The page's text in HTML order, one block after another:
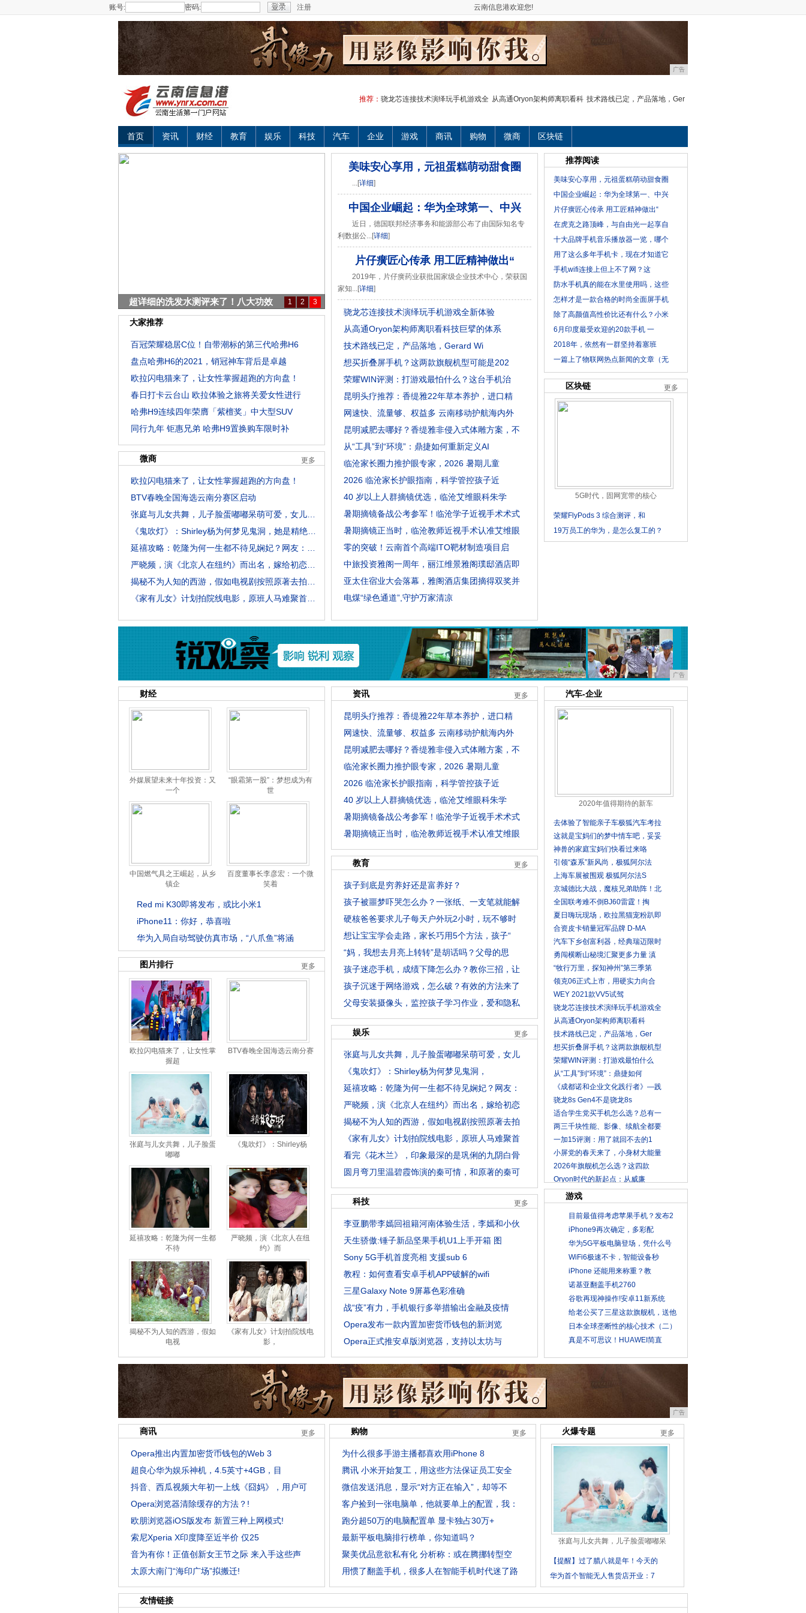
账号: 密码: 注册 云南信息港欢迎您!
广告
推荐： 骁龙芯连接技术演绎玩手机游戏全 从高通Oryon架构师离职看科 技术路线已定，产品落地，Ger
首页 资讯 财经 教育 娱乐 科技 汽车 企业 游戏 商讯 购物 微商 区块链
5G时代，固网宽带的核心竞争力何 1 2 3
大家推荐
百冠荣耀稳居C位！自带潮标的第三代哈弗H6
盘点哈弗H6的2021，销冠神车背后是卓越
欧拉闪电猫来了，让女性掌握超跑的方向盘！
春日打卡云台山 欧拉体验之旅将关爱女性进行
哈弗H9连续四年荣膺「紫檀奖」中大型SUV
同行九年 钜惠兄弟 哈弗H9置换购车限时补
微商 更多
欧拉闪电猫来了，让女性掌握超跑的方向盘！
BTV春晚全国海选云南分赛区启动
美味安心享用，元祖蛋糕萌动甜食圈
...[详细]
中国企业崛起：华为全球第一、中兴
近日，德国联邦经济事务和能源部公布了由国际知名专
利数据公...[详细]
片仔癀匠心传承 用工匠精神做出“
2019年，片仔癀药业获批国家级企业技术中心，荣获国
家知...[详细]
骁龙芯连接技术演绎玩手机游戏全新体验
从高通Oryon架构师离职看科技巨擘的体系
技术路线已定，产品落地，Gerard Wi
想买折叠屏手机？这两款旗舰机型可能是202
荣耀WIN评测：打游戏最怕什么？这台手机治
昆明头疗推荐：香缇雅22年草本养护，进口精
网速快、流量够、权益多 云南移动护航海内外
昆明减肥去哪好？香缇雅非侵入式体雕方案，不
从“工具”到“环境”：鼎捷如何重新定义AI
临沧家长圈力推护眼专家，2026 暑期儿童
2026 临沧家长护眼指南，科学管控孩子近
40 岁以上人群摘镜优选，临沧艾维眼科朱学
暑期摘镜备战公考参军！临沧学子近视手术术式
暑期摘镜正当时，临沧教师近视手术认准艾维眼
零的突破！云南首个高端ITO靶材制造项目启
中旅投资雅阁一周年，丽江维景雅阁璞邸酒店即
亚太住宿业大会落幕，雅阁酒店集团摘得双奖并
电煤“绿色通道”,守护万家清凉
推荐阅读
美味安心享用，元祖蛋糕萌动甜食圈
中国企业崛起：华为全球第一、中兴
片仔癀匠心传承 用工匠精神做出“
在虎克之路顶峰，与自由光一起享自
十大品牌手机音乐播放器一览，哪个
用了这么多年手机卡，现在才知道它
手机wifi连接上但上不了网？这
防水手机真的能在水里使用吗，这些
怎样才是一款合格的时尚全面屏手机
除了高颜值高性价比还有什么？小米
6月印度最受欢迎的20款手机 一
2018年，依然有一群坚持着塞班
一篇上了物联网热点新闻的文章（无
区块链 更多
5G时代，固网宽带的核心
荣耀FlyPods 3 综合测评，和
19万员工的华为，是怎么复工的？
广告
财经
外媒展望未来十年投资：又
一个
“眼霜第一股”：梦想成为有
世
中国燃气具之王崛起，从乡
镇企
百度董事长李彦宏：一个微
笑着
Red mi K30即将发布，或比小米1
iPhone11：你好，恭喜啦
华为入局自动驾驶仿真市场，“八爪鱼”将涵
图片排行 更多
欧拉闪电猫来了，让女性掌
握超
BTV春晚全国海选云南分赛
张庭与儿女共舞，儿子脸蛋
嘟嘟
《鬼吹灯》：Shirley杨
延禧攻略：乾隆为何一生都
不待
严晓频，演《北京人在纽
约》而
揭秘不为人知的西游，假如
电视
《家有儿女》计划拍院线电
影，
资讯 更多
昆明头疗推荐：香缇雅22年草本养护，进口精
网速快、流量够、权益多 云南移动护航海内外
昆明减肥去哪好？香缇雅非侵入式体雕方案，不
临沧家长圈力推护眼专家，2026 暑期儿童
2026 临沧家长护眼指南，科学管控孩子近
40 岁以上人群摘镜优选，临沧艾维眼科朱学
暑期摘镜备战公考参军！临沧学子近视手术术式
暑期摘镜正当时，临沧教师近视手术认准艾维眼
教育 更多
孩子到底是穷养好还是富养好？
孩子被噩梦吓哭怎么办？一张纸、一支笔就能解
硬核爸爸要求儿子每天户外玩2小时，玩不够时
想让宝宝学会走路，家长巧用5个方法，孩子“
“妈，我想去月亮上转转”是胡话吗？父母的思
孩子迷恋手机，成绩下降怎么办？教你三招，让
孩子沉迷于网络游戏，怎么破？有效的方法来了
父母安装摄像头，监控孩子学习作业，爱和隐私
娱乐 更多
张庭与儿女共舞，儿子脸蛋嘟嘟呆萌可爱，女儿
《鬼吹灯》：Shirley杨为何梦见鬼洞，
延禧攻略：乾隆为何一生都不待见娴妃？网友：
严晓频，演《北京人在纽约》而出名，嫁给初恋
揭秘不为人知的西游，假如电视剧按照原著去拍
《家有儿女》计划拍院线电影，原班人马难聚首
看完《花木兰》，印象最深的是巩俐的九阴白骨
圆月弯刀里温碧霞饰演的秦可情，和原著的秦可
科技 更多
李亚鹏带李嫣回祖籍河南体验生活，李嫣和小伙
天生骄傲:锤子新品坚果手机U1上手开箱 图
Sony 5G手机首度亮相 支援sub 6
教程：如何查看安卓手机APP破解的wifi
三星Galaxy Note 9屏幕色彩准确
战“疫”有力，手机银行多举措输出金融及疫情
Opera发布一款内置加密货币钱包的新浏览
Opera正式推安卓版浏览器，支持以太坊与
汽车-企业
2020年值得期待的新车
去体验了智能亲子车极狐汽车考拉
这就是宝妈们的梦中情车吧，妥妥
神兽的家庭宝妈们快看过来咯
引领“森系”新风尚，极狐阿尔法
上海车展被围观 极狐阿尔法S
京城德比大战，魔核兄弟助阵！北
全国联考难不倒BJ60雷霆！掏
夏日嗨玩现场，欧拉黑猫宠粉趴即
合资皮卡销量冠军品牌 D-MA
汽车下乡创富利器，经典瑞迈限时
勇闯横断山秘境汇聚更多力量 滇
“牧行万里，探知神州”第三季第
领克06正式上市，用硬实力向合
WEY 2021款VV5试驾
骁龙芯连接技术演绎玩手机游戏全
从高通Oryon架构师离职看科
技术路线已定，产品落地，Ger
想买折叠屏手机？这两款旗舰机型
荣耀WIN评测：打游戏最怕什么
从“工具”到“环境”：鼎捷如何
《成都诺和企业文化践行者》—践
骁龙8s Gen4不是骁龙8s
适合学生党买手机怎么选？总有一
两三千块性能、影像、续航全都要
一加15评测：用了就回不去的1
小屏党的春天来了，小身材大能量
2026年旗舰机怎么选？这四款
Oryon时代的新起点：从威廉
游戏
目前最值得考虑苹果手机？发布2
iPhone9再次确定，多彩配
华为5G平板电脑登场，凭什么号
WiFi6极速不卡，智能设备秒
iPhone 还能用来称重？教
诺基亚翻盖手机2760
谷歌再现神操作!安卓11新系统
给老公买了三星这款旗舰机，送他
日本全球垄断性的核心技术（二）
真是不可思议！HUAWEI简直
广告
商讯 更多
Opera推出内置加密货币钱包的Web 3
超良心华为娱乐神机，4.5英寸+4GB，目
抖音、西瓜视频大年初一上线《囧妈》，用户可
Opera浏览器清除缓存的方法？!
欧朋浏览器iOS版发布 新置三种上网模式!
索尼Xperia X印度降至近半价 仅25
音为有你！正值创新女王节之际 来入手这些声
太原大南门“海印广场”拟搬迁!
购物 更多
为什么很多手游主播都喜欢用iPhone 8
腾讯 小米开始复工，用这些方法保证员工安全
微信发送消息，显示“对方正在输入”，却等不
客户捡到一张电脑单，他就要单上的配置，我：
跑分超50万的电脑配置单 显卡独占30万+
最新平板电脑排行榜单，你知道吗？
聚美优品意欲私有化 分析称：或在腾挪转型空
用惯了翻盖手机，很多人在智能手机时代迷了路
火爆专题 更多
张庭与儿女共舞，儿子脸蛋嘟嘟呆
【提醒】过了腊八就是年！今天的
华为首个智能无人售货店开业：7
友情链接